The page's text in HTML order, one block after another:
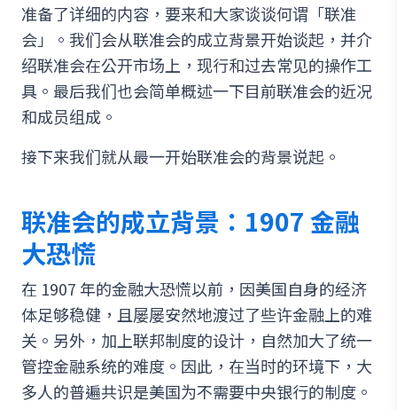
准备了详细的内容，要来和大家谈谈何谓「联准
会」。我们会从联准会的成立背景开始谈起，并介
绍联准会在公开市场上，现行和过去常见的操作工
具。最后我们也会简单概述一下目前联准会的近况
和成员组成。
接下来我们就从最一开始联准会的背景说起。
联准会的成立背景：1907 金融
大恐慌
在 1907 年的金融大恐慌以前，因美国自身的经济
体足够稳健，且屡屡安然地渡过了些许金融上的难
关。另外，加上联邦制度的设计，自然加大了统一
管控金融系统的难度。因此，在当时的环境下，大
多人的普遍共识是美国为不需要中央银行的制度。